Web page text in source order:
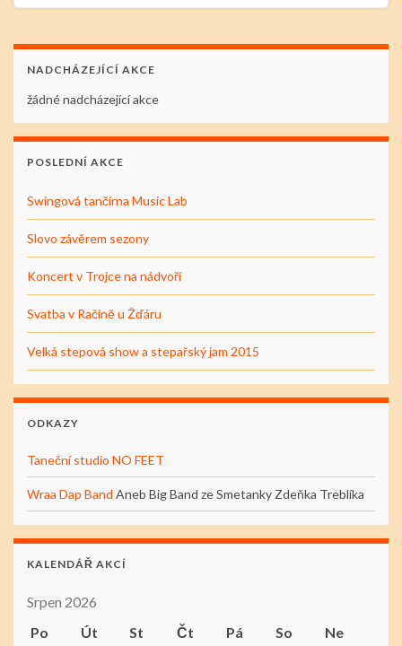
NADCHÁZEJÍCÍ AKCE
žádné nadcházející akce
POSLEDNÍ AKCE
Swingová tančírna Music Lab
Slovo závěrem sezony
Koncert v Trojce na nádvoří
Svatba v Račíně u Žďáru
Velká stepová show a stepařský jam 2015
ODKAZY
Taneční studio NO FEET
Wraa Dap Band Aneb Big Band ze Smetanky Zdeňka Treblíka
KALENDÁŘ AKCÍ
Srpen 2026
Po
Út St Čt Pá So Ne